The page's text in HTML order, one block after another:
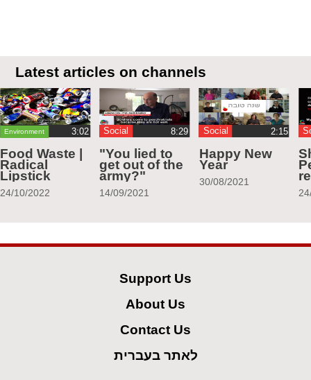
Latest articles on channels
Environment ‏3:02
Food Waste |
Radical
Lipstick
24/10/2022
Social
"You lied to
get out of the
army?"
14/09/2021
Social ‏2:15
Happy New
Year
30/08/2021
Support Us
About Us
Contact Us
לאתר בעברית